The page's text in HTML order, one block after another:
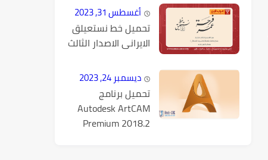
أغسطس 31, 2023
تحميل خط نستعيلق
الايرانى الاصدار الثالث
ديسمبر 24, 2023
تحميل برنامج
Autodesk ArtCAM
Premium 2018.2